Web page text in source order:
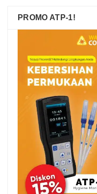
PROMO ATP-1!